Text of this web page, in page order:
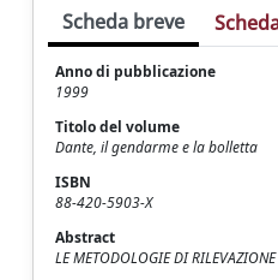
Scheda breve
Anno di pubblicazione
1999
Titolo del volume
Dante, il gendarme e la bolletta
ISBN
88-420-5903-X
Abstract
LE METODOLOGIE DI